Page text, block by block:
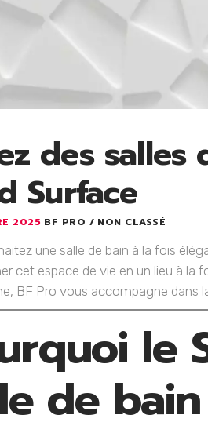
des
Surface
2025 BF PRO NON CLASSÉ
une salle de bain à la fois
cet espace de vie en un lieu à la
BF Pro vous accompagne dans
le
de bain